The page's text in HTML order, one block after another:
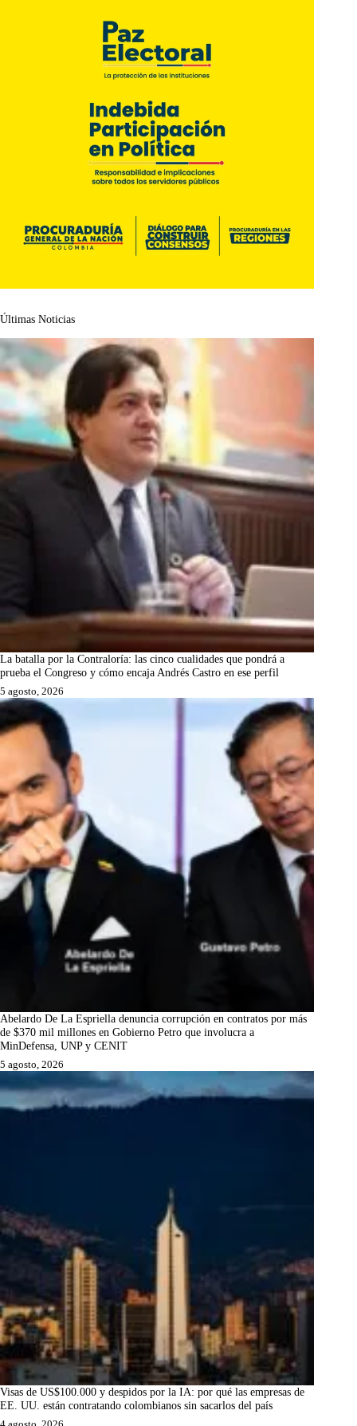
Últimas Noticias
La batalla por la Contraloría: las cinco cualidades que pondrá a
prueba el Congreso y cómo encaja Andrés Castro en ese perfil
5 agosto, 2026
Abelardo De La Espriella denuncia corrupción en contratos por más
de $370 mil millones en Gobierno Petro que involucra a
MinDefensa, UNP y CENIT
5 agosto, 2026
Visas de US$100.000 y despidos por la IA: por qué las empresas de
EE. UU. están contratando colombianos sin sacarlos del país